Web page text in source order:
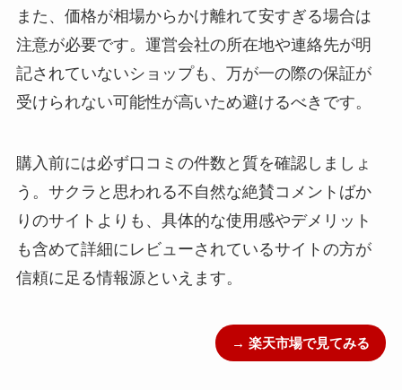
また、価格が相場からかけ離れて安すぎる場合は
注意が必要です。運営会社の所在地や連絡先が明
記されていないショップも、万が一の際の保証が
受けられない可能性が高いため避けるべきです。
購入前には必ず口コミの件数と質を確認しましょ
う。サクラと思われる不自然な絶賛コメントばか
りのサイトよりも、具体的な使用感やデメリット
も含めて詳細にレビューされているサイトの方が
信頼に足る情報源といえます。
→ 楽天市場で見てみる